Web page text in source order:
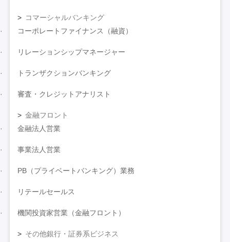
コマーシャルバンキング
コーポレートファイナンス（融資）
リレーションシップマネージャー
トランザクションバンキング
審査・クレジットアナリスト
金融フロント
金融法人営業
事業法人営業
PB（プライベートバンキング）業務
リテールセールス
機関投資家営業（金融フロント）
その他銀行・証券系ビジネス